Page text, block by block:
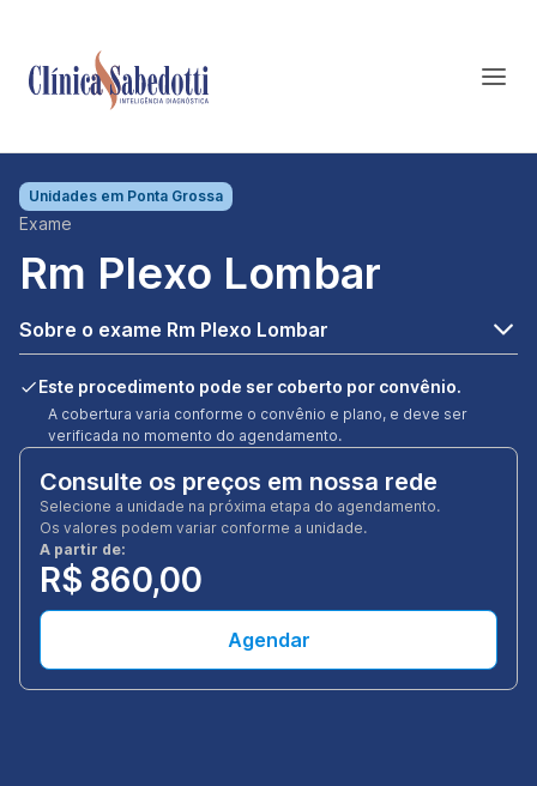
Unidades em Ponta Grossa
Exame
Rm Plexo Lombar
Sobre o exame Rm Plexo Lombar
Este procedimento pode ser coberto por convênio.
A cobertura varia conforme o convênio e plano, e deve ser
verificada no momento do agendamento.
Consulte os preços em nossa rede
Selecione a unidade na próxima etapa do agendamento.
Os valores podem variar conforme a unidade.
A partir de:
R$ 860,00
Agendar